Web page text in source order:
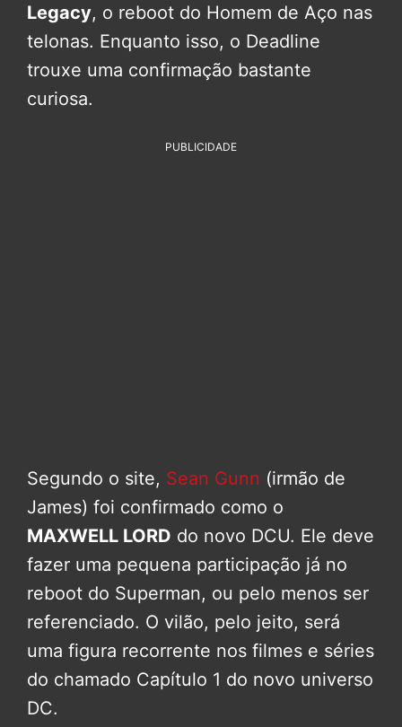
Legacy, o reboot do Homem de Aço nas
telonas. Enquanto isso, o Deadline
trouxe uma confirmação bastante
curiosa.
PUBLICIDADE
Segundo o site, Sean Gunn (irmão de
James) foi confirmado como o
MAXWELL LORD do novo DCU. Ele deve
fazer uma pequena participação já no
reboot do Superman, ou pelo menos ser
referenciado. O vilão, pelo jeito, será
uma figura recorrente nos filmes e séries
do chamado Capítulo 1 do novo universo
DC.